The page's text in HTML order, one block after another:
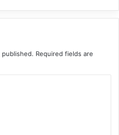
Required fields are